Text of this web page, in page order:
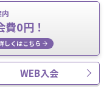
0円！
しくはこちら
WEB入会